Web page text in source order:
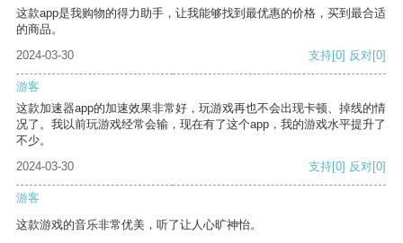
这款app是我购物的得力助手，让我能够找到最优惠的价格，买到最合适
的商品。
2024-03-30
支持[0] 反对[0]
游客
这款加速器app的加速效果非常好，玩游戏再也不会出现卡顿、掉线的情
况了。我以前玩游戏经常会输，现在有了这个app，我的游戏水平提升了
不少。
2024-03-30
支持[0] 反对[0]
游客
这款游戏的音乐非常优美，听了让人心旷神怡。